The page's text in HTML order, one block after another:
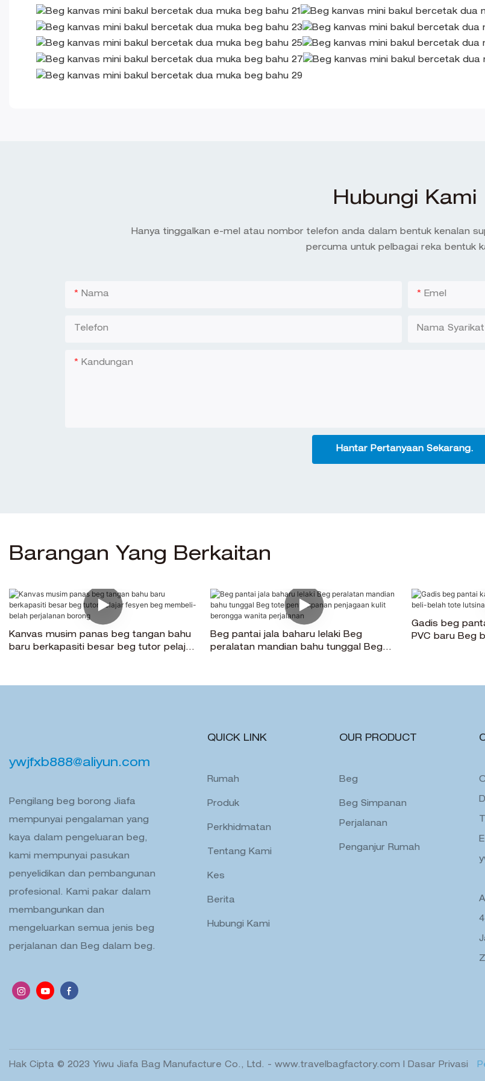
Hubungi Kami
Hanya tinggalkan e-mel atau nombor telefon anda dalam bentuk kenalan
percuma untuk pelbagai reka bentuk
Nama Emel
Telefon Nama Syarikat
Kandungan
Hantar Pertanyaan Sekarang.
Barangan Yang Berkaitan
Kanvas musim panas beg tangan bahu
baru berkapasiti besar beg tutor pelajar
Beg pantai jala baharu lelaki Beg
peralatan mandian bahu tunggal Beg
Gadis beg
PVC baru Beg
ywjfxb888@aliyun.com
Pengilang beg borong Jiafa
mempunyai pengalaman yang
kaya dalam pengeluaran beg,
kami mempunyai pasukan
penyelidikan dan pembangunan
profesional. Kami pakar dalam
membangunkan dan
mengeluarkan semua jenis beg
perjalanan dan Beg dalam beg.
QUICK LINK
Rumah
Produk
Perkhidmatan
Tentang Kami
Kes
Berita
Hubungi Kami
OUR PRODUCT
Beg
Beg Simpanan
Perjalanan
Penganjur Rumah
Hak Cipta © 2023 Yiwu Jiafa Bag Manufacture Co., Ltd. - www.travelbagfactory.com | Dasar Privasi